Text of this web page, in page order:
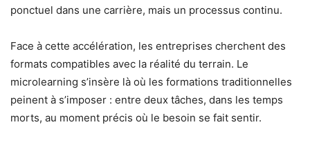
ponctuel dans une carrière, mais un processus continu.
Face à cette accélération, les entreprises cherchent des
formats compatibles avec la réalité du terrain. Le
microlearning s’insère là où les formations traditionnelles
peinent à s’imposer : entre deux tâches, dans les temps
morts, au moment précis où le besoin se fait sentir.